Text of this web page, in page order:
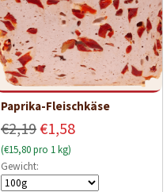
Paprika-Fleischkäse
€2,19€1,58
(€15,80 pro 1 kg)
Gewicht: